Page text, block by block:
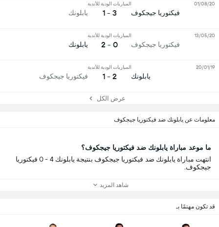
فيكتوريا جيجكوف
المباريات الودية للأندية
3 - 1 يابلونك
01/08/20
فيكتوريا جيجكوف
المباريات الودية للأندية
0 - 2 يابلونك
13/05/20
يابلونك
المباريات الودية للأندية
2 - 1 فيكتوريا جيجكوف
20/01/19
عرض الكل
معلومات عن يابلونك ضد فيكتوريا جيجكوف
ما موعد مباراة يابلونك ضد فيكتوريا جيجكوف؟
انتهت مباراة يابلونك ضد فيكتوريا جيجكوف بنتيجة يابلونك 4 - 0 فيكتوريا
جيجكوف.
شاهد المزيد
قد تكون مهتمًا بـ